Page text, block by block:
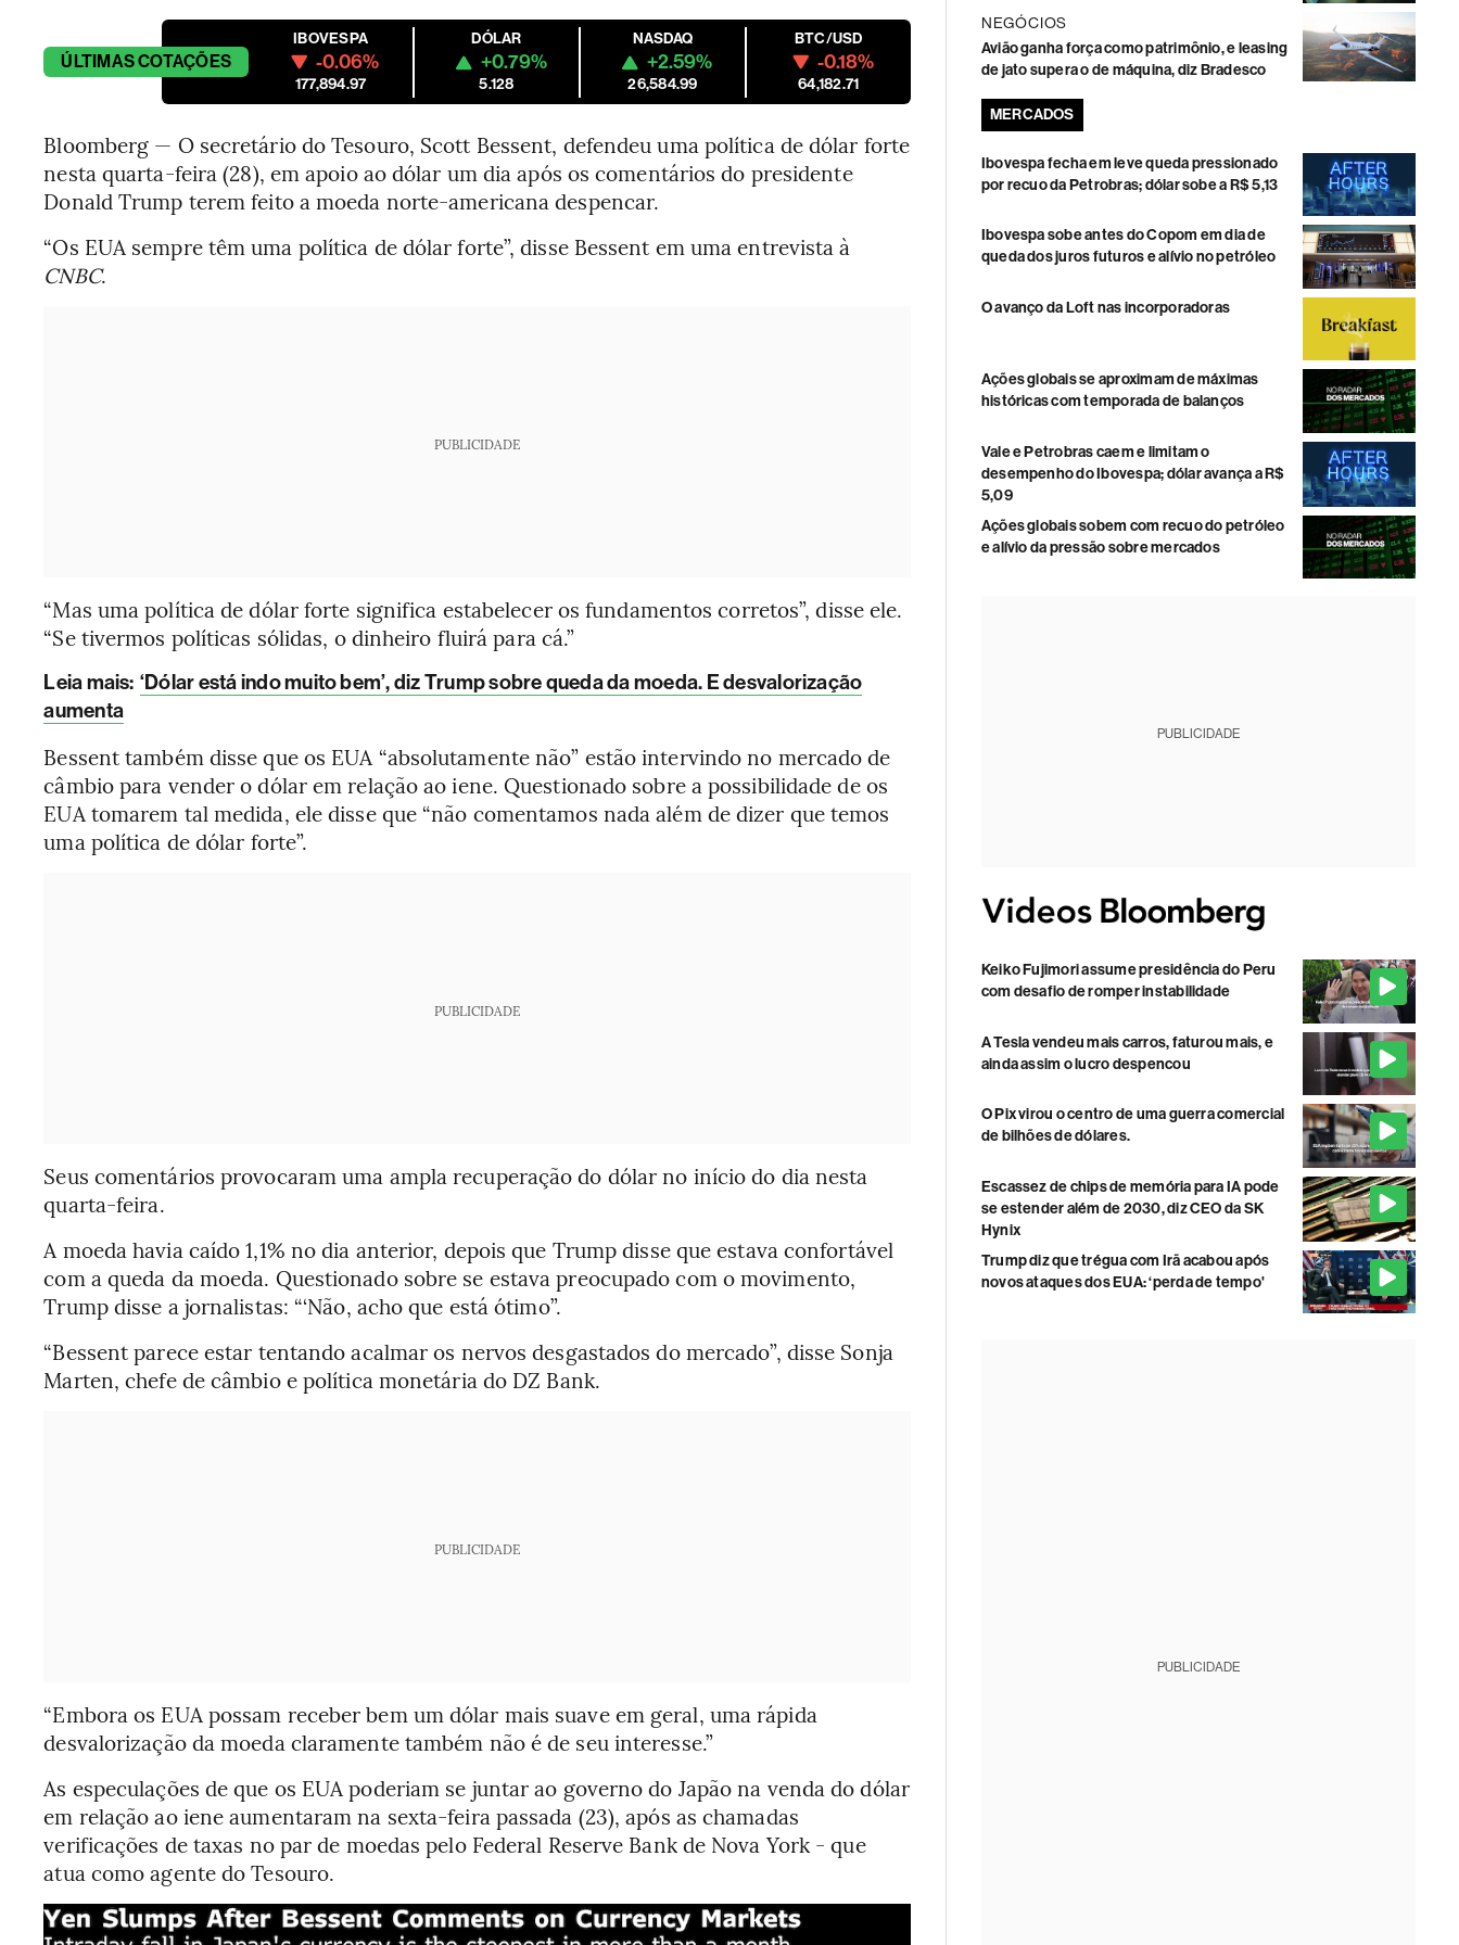
ÚLTIMASCOTAÇÕES
IBOVESPA
-0.06%
177,894.97
DÓLAR
+0.79%
5.128
NASDAQ
+2.59%
26,584.99
BTC/USD
-0.18%
64,182.71
Bloomberg — O secretário do Tesouro, Scott Bessent, defendeu uma política de dólar forte
nesta quarta-feira (28), em apoio ao dólar um dia após os comentários do presidente
Donald Trump terem feito a moeda norte-americana despencar.
“Os EUA sempre têm uma política de dólar forte”, disse Bessent em uma entrevista à
CNBC.
PUBLICIDADE
“Mas uma política de dólar forte significa estabelecer os fundamentos corretos”, disse ele.
“Se tivermos políticas sólidas, o dinheiro fluirá para cá.”
Leia mais: ‘Dólar está indo muito bem’, diz Trump sobre queda da moeda. E desvalorização
aumenta
Bessent também disse que os EUA “absolutamente não” estão intervindo no mercado de
câmbio para vender o dólar em relação ao iene. Questionado sobre a possibilidade de os
EUA tomarem tal medida, ele disse que “não comentamos nada além de dizer que temos
uma política de dólar forte”.
PUBLICIDADE
Seus comentários provocaram uma ampla recuperação do dólar no início do dia nesta
quarta-feira.
A moeda havia caído 1,1% no dia anterior, depois que Trump disse que estava confortável
com a queda da moeda. Questionado sobre se estava preocupado com o movimento,
Trump disse a jornalistas: “‘Não, acho que está ótimo”.
“Bessent parece estar tentando acalmar os nervos desgastados do mercado”, disse Sonja
Marten, chefe de câmbio e política monetária do DZ Bank.
PUBLICIDADE
“Embora os EUA possam receber bem um dólar mais suave em geral, uma rápida
desvalorização da moeda claramente também não é de seu interesse.”
As especulações de que os EUA poderiam se juntar ao governo do Japão na venda do dólar
em relação ao iene aumentaram na sexta-feira passada (23), após as chamadas
verificações de taxas no par de moedas pelo Federal Reserve Bank de Nova York - que
atua como agente do Tesouro.
NEGÓCIOS
Avião ganha força como patrimônio, e leasing
de jato supera o de máquina, diz Bradesco
MERCADOS
Ibovespa fecha em leve queda pressionado
por recuo da Petrobras; dólar sobe a R$ 5,13
Ibovespa sobe antes do Copom em dia de
queda dos juros futuros e alívio no petróleo
O avanço da Loft nas incorporadoras
Ações globais se aproximam de máximas
históricas com temporada de balanços
Vale e Petrobras caem e limitam o
desempenho do Ibovespa; dólar avança a R$
5,09
Ações globais sobem com recuo do petróleo
e alívio da pressão sobre mercados
PUBLICIDADE
Keiko Fujimori assume presidência do Peru
com desafio de romper instabilidade
A Tesla vendeu mais carros, faturou mais, e
ainda assim o lucro despencou
O Pix virou o centro de uma guerra comercial
de bilhões de dólares.
Escassez de chips de memória para IA pode
se estender além de 2030, diz CEO da SK
Hynix
Trump diz que trégua com Irã acabou após
novos ataques dos EUA: ‘perda de tempo'
PUBLICIDADE